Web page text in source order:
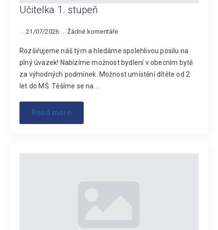
Učitelka 1. stupeň
21/07/2026 Žádné komentáře
Rozšiřujeme náš tým a hledáme spolehlivou posilu na
plný úvazek! Nabízíme možnost bydlení v obecním bytě
za výhodných podmínek. Možnost umístění dítěte od 2
let do MŠ. Těšíme se na…
Read more